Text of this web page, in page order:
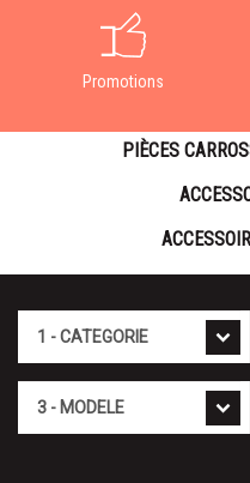
Promotions
PIÈCES